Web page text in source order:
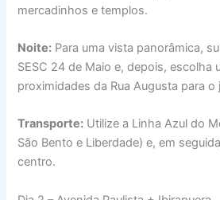
mercadinhos e templos.
Noite: Para uma vista panorâmica,
SESC 24 de Maio e, depois, escolha
proximidades da Rua Augusta para o
Transporte: Utilize a Linha Azul do
São Bento e Liberdade) e, em
centro.